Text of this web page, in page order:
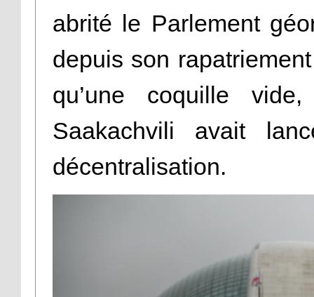
abrité le Parlement
depuis son
qu’une coquille
Saakachvili avait
décentralisation.